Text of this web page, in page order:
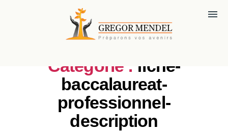
menu
Catégorie : fiche-
baccalaureat-
professionnel-
description